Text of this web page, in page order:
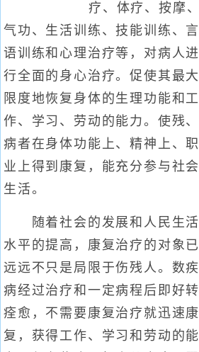
疗、体疗、按摩、
气功、生活训练、技能训练、言
语训练和心理治疗等，对病人进
行全面的身心治疗。促使其最大
限度地恢复身体的生理功能和工
作、学习、劳动的能力。使残、
病者在身体功能上、精神上、职
业上得到康复，能充分参与社会
生活。
随着社会的发展和人民生活
水平的提高，康复治疗的对象已
远远不只是局限于伤残人。数疾
病经过治疗和一定病程后即好转
痊愈，不需要康复治疗就迅速康
复，获得工作、学习和劳动的能